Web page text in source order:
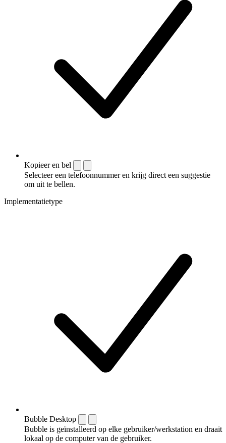
Kopieer en bel
Selecteer een telefoonnummer en krijg direct een suggestie
om uit te bellen.
Implementatietype
Bubble Desktop
Bubble is geïnstalleerd op elke gebruiker/werkstation en draait
lokaal op de computer van de gebruiker.